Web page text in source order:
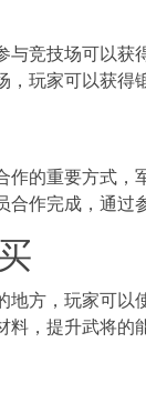
竞技场可以
家可以获得锻
作的重要方式
完成，通过参
方，玩家可
材料，提升武